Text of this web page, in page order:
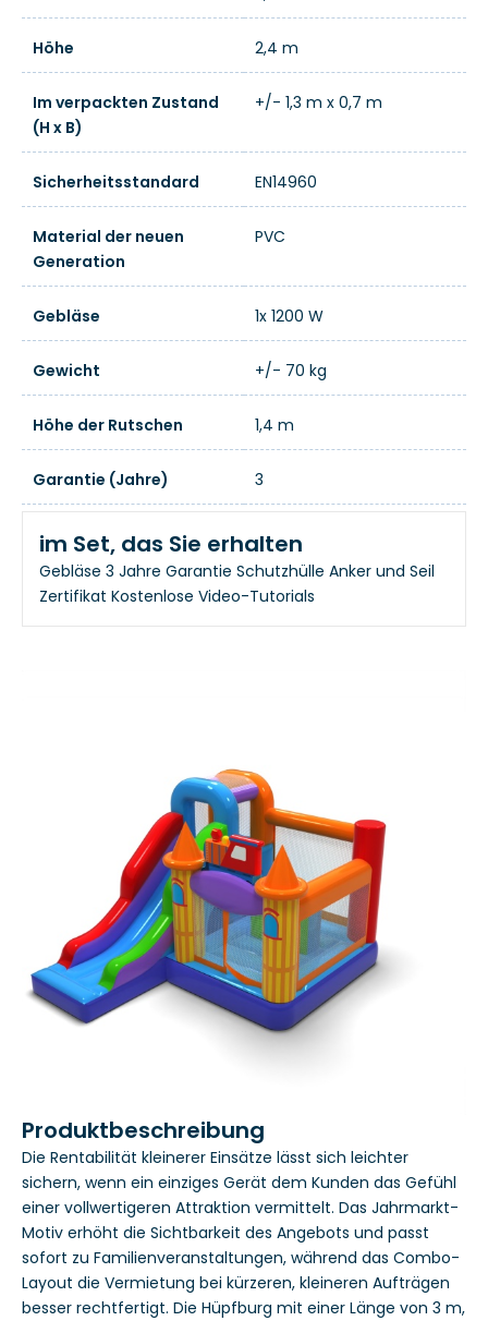
Höhe 2,4 m
Im verpackten Zustand
(H x B)
+/- 1,3 m x 0,7 m
Sicherheitsstandard EN14960
Material der neuen
Generation
PVC
Gebläse 1x 1200 W
Gewicht +/- 70 kg
Höhe der Rutschen 1,4 m
Garantie (Jahre) 3
im Set, das Sie erhalten
Gebläse 3 Jahre Garantie Schutzhülle Anker und Seil
Zertifikat Kostenlose Video-Tutorials
Produktbeschreibung
Die Rentabilität kleinerer Einsätze lässt sich leichter
sichern, wenn ein einziges Gerät dem Kunden das Gefühl
einer vollwertigeren Attraktion vermittelt. Das Jahrmarkt-
Motiv erhöht die Sichtbarkeit des Angebots und passt
sofort zu Familienveranstaltungen, während das Combo-
Layout die Vermietung bei kürzeren, kleineren Aufträgen
besser rechtfertigt. Die Hüpfburg mit einer Länge von 3 m,